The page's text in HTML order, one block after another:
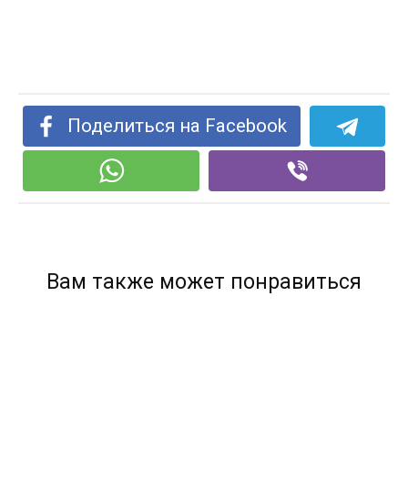
Поделиться на Facebook
Вам также может понравиться